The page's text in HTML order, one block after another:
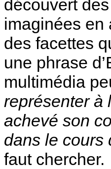
découvert
imaginées en
des facettes
une phrase
multimédia
représenter à
achevé son
dans le cours
faut chercher.